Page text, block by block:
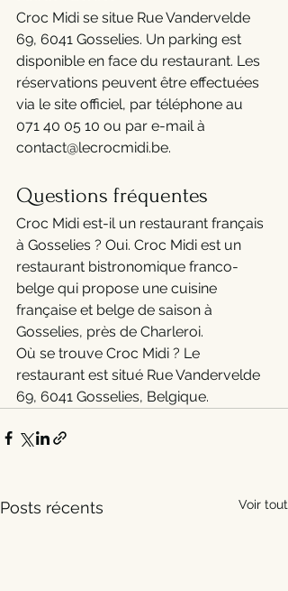
Croc Midi se situe Rue Vandervelde
69, 6041 Gosselies. Un parking est
disponible en face du restaurant. Les
réservations peuvent être effectuées
via le site officiel, par téléphone au
071 40 05 10 ou par e-mail à
contact@lecrocmidi.be.
Questions fréquentes
Croc Midi est-il un restaurant français
à Gosselies ? Oui. Croc Midi est un
restaurant bistronomique franco-
belge qui propose une cuisine
française et belge de saison à
Gosselies, près de Charleroi.
Où se trouve Croc Midi ? Le
restaurant est situé Rue Vandervelde
69, 6041 Gosselies, Belgique.
Posts récents Voir tout